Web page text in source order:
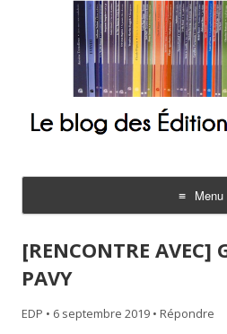
Menu
Aller
contenu
[RENCONTRE AVEC]
PAVY
EDP • 6 septembre 2019 • Répondre